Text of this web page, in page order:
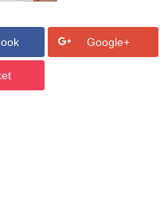
Google+